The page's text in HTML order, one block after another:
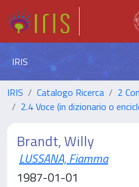
IRIS
IRIS Catalogo Ricerca
2
2.4 Voce (in dizionario o
Brandt, Willy
LUSSANA, Fiamma
1987-01-01